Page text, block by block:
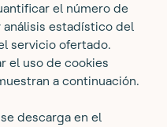
el número de
análisis estadístico del
servicio ofertado.
el uso de cookies
a continuación.
descarga en el